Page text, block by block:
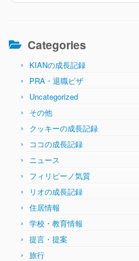
Categories
KIANの成長記録
PRA・退職ビザ
Uncategorized
その他
クッキーの成長記録
ココの成長記録
ニュース
フィリピーノ気質
リオの成長記録
住居情報
学校・教育情報
提言・提案
旅行